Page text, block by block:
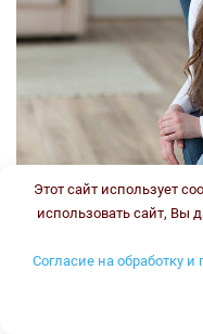
Врач-генетик,
Этот сайт использует
использовать сайт, Вы
Согласие на обработку